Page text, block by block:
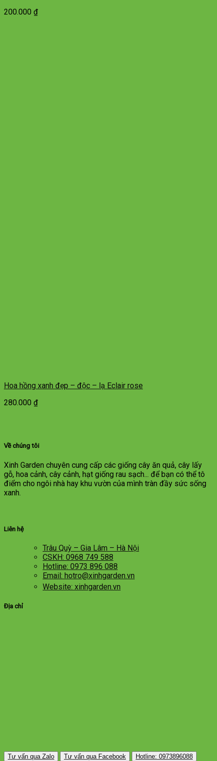
200.000 ₫
Hoa hồng xanh đẹp – độc – lạ Eclair rose
280.000 ₫
Về chúng tôi
Xinh Garden chuyên cung cấp các giống cây ăn quả, cây lấy
gỗ, hoa cảnh, cây cảnh, hạt giống rau sạch... để bạn có thể tô
điểm cho ngôi nhà hay khu vườn của mình tràn đầy sức sống
xanh.
Liên hệ
Trâu Quỳ – Gia Lâm – Hà Nội
CSKH: 0968 749 588
Hotline: 0973 896 088
Email: hotro@xinhgarden.vn
Website: xinhgarden.vn
Địa chỉ
Tư vấn qua Zalo Tư vấn qua Facebook Hotline: 0973896088